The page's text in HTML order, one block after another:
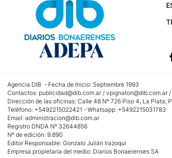
Agencia DIB - Fecha de Inicio: Septiembre 1993
Contactos: publicidad@dib.com.ar / vpignaton@dib.com.ar /
Dirección de las oficinas: Calle 48 Nº 726 Piso 4, La Plata;
Teléfono: +5492215022421 - Whatsapp: +5492215031783
Email: administracion@dib.com.ar
Registro DNDA Nº 32644856
Nº de edición: 9.890
Editor Responsable: Gonzalo Julián Irazoqui
Empresa propietaria del medio: Diarios Bonaerenses SA